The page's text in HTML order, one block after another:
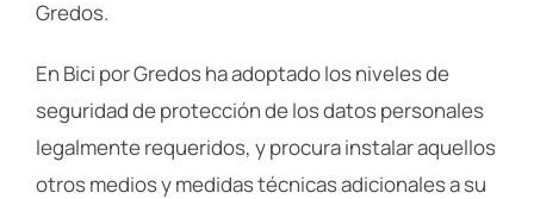
Gredos.
En Bici por Gredos ha adoptado los niveles de
seguridad de protección de los datos personales
legalmente requeridos, y procura instalar aquellos
otros medios y medidas técnicas adicionales a su